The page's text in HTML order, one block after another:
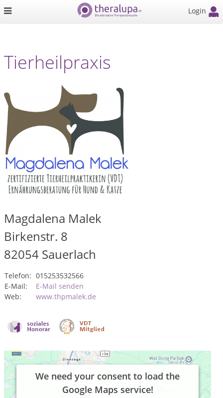
Login
Tierheilpraxis
Magdalena Malek
Birkenstr. 8
82054 Sauerlach
Telefon: 015253532566
E-Mail:
E-Mail senden
Web:
www.thpmalek.de
We need your consent to load the
Google Maps service!